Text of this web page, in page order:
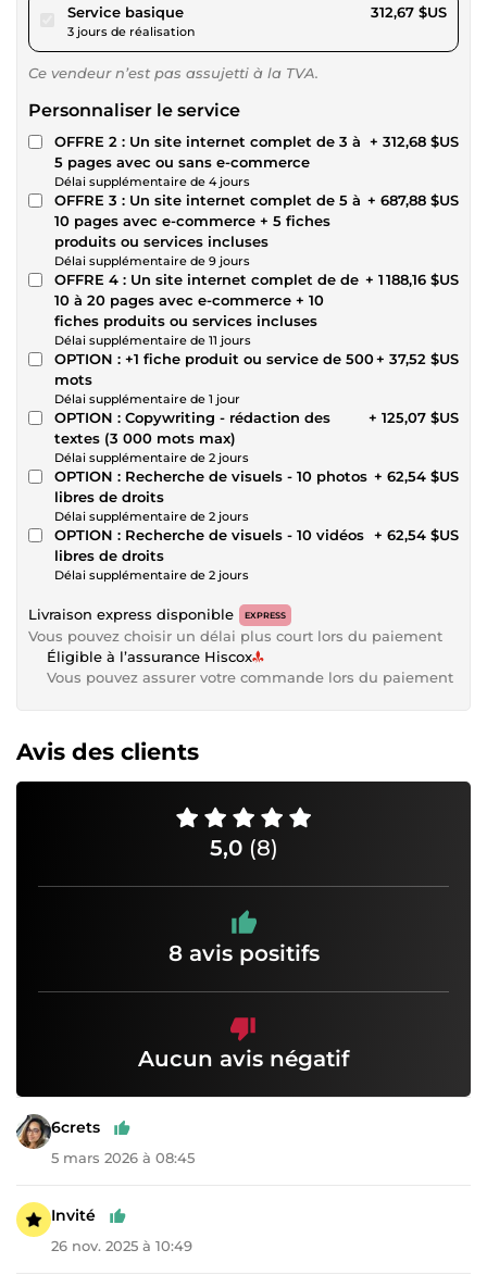
Service basiquepour 288,18 $US
3 jours de réalisation
312,67 $US
Ce vendeur n’est pas assujetti à la TVA.
Personnaliser le service
OFFRE 2 : Un site internet complet de 3 à
5 pages avec ou sans e-commerce
Délai supplémentaire de 4 jours
+ 312,68 $US
OFFRE 3 : Un site internet complet de 5 à
10 pages avec e-commerce + 5 fiches
produits ou services incluses
Délai supplémentaire de 9 jours
+ 687,88 $US
OFFRE 4 : Un site internet complet de de
10 à 20 pages avec e-commerce + 10
fiches produits ou services incluses
Délai supplémentaire de 11 jours
+ 1 188,16 $US
OPTION : +1 fiche produit ou service de 500
mots
Délai supplémentaire de 1 jour
+ 37,52 $US
OPTION : Copywriting - rédaction des
textes (3 000 mots max)
Délai supplémentaire de 2 jours
+ 125,07 $US
OPTION : Recherche de visuels - 10 photos
libres de droits
Délai supplémentaire de 2 jours
+ 62,54 $US
OPTION : Recherche de visuels - 10 vidéos
libres de droits
Délai supplémentaire de 2 jours
+ 62,54 $US
Livraison express disponible EXPRESS
Vous pouvez choisir un délai plus court lors du paiement
Éligible à l’assurance Hiscox
Vous pouvez assurer votre commande lors du paiement
Avis des clients
5,0 (8)
8 avis positifs
Aucun avis négatif
6crets
5 mars 2026 à 08:45
Invité
26 nov. 2025 à 10:49